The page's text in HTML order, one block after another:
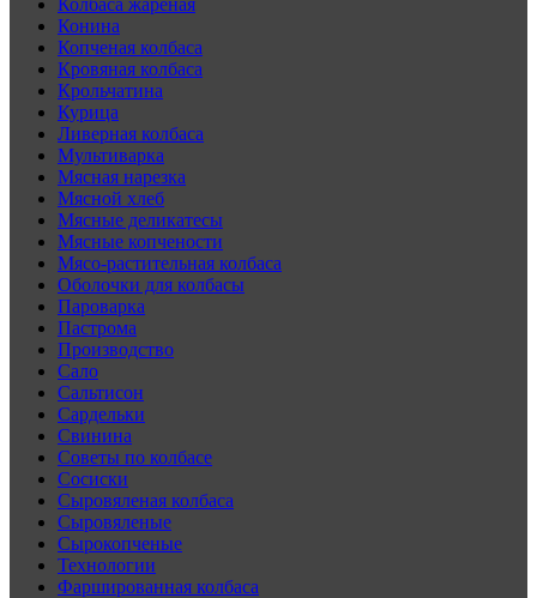
Колбаса жареная
Конина
Копченая колбаса
Кровяная колбаса
Крольчатина
Курица
Ливерная колбаса
Мультиварка
Мясная нарезка
Мясной хлеб
Мясные деликатесы
Мясные копчености
Мясо-растительная колбаса
Оболочки для колбасы
Пароварка
Пастрома
Производство
Сало
Сальтисон
Сардельки
Свинина
Советы по колбасе
Сосиски
Сыровяленая колбаса
Сыровяленые
Сырокопченые
Технологии
Фаршированная колбаса